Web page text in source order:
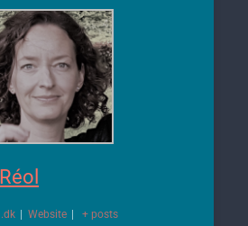
Website + posts